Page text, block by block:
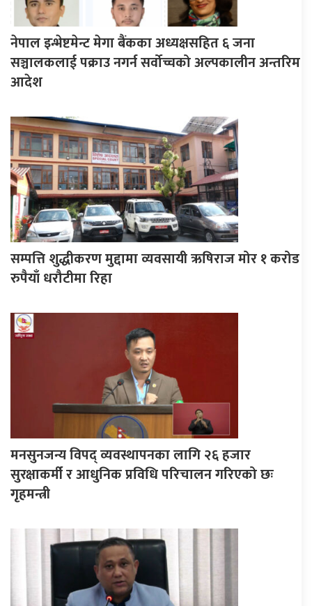
नेपाल इन्भेष्टमेन्ट मेगा बैंकका अध्यक्षसहित ६ जना
सञ्चालकलाई पक्राउ नगर्न सर्वोच्चको अल्पकालीन अन्तरिम
आदेश
सम्पत्ति शुद्धीकरण मुद्दामा व्यवसायी ऋषिराज मोर १ करोड
रुपैयाँ धरौटीमा रिहा
मनसुनजन्य विपद् व्यवस्थापनका लागि २६ हजार
सुरक्षाकर्मी र आधुनिक प्रविधि परिचालन गरिएको छः
गृहमन्त्री